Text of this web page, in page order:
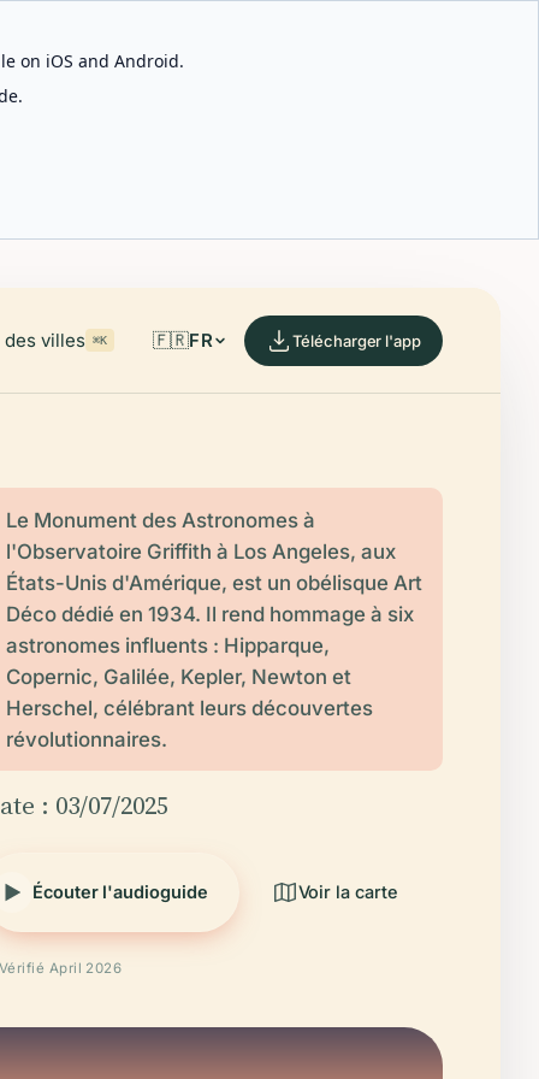
on iOS and Android.
villes ⌘K 🇫🇷FR Télécharger l'app
Le Monument des Astronomes à
l'Observatoire Griffith à Los Angeles, aux
États-Unis d'Amérique, est un obélisque Art
Déco dédié en 1934. Il rend hommage à six
astronomes influents : Hipparque,
Copernic, Galilée, Kepler, Newton et
Herschel, célébrant leurs découvertes
révolutionnaires.
: 03/07/2025
Écouter l'audioguide Voir la carte
Vérifié April 2026